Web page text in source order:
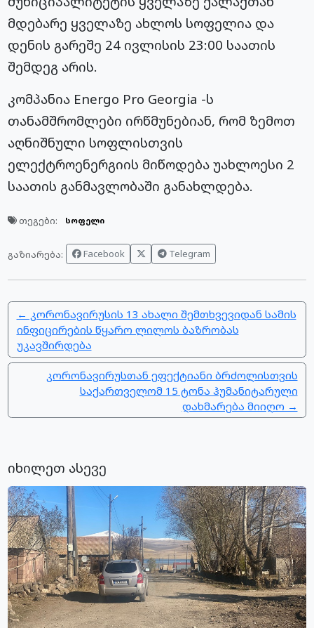
მდებარე ყველაზე ახლოს სოფელია და
დენის გარეშე 24 ივლისის 23:00 საათის
შემდეგ არის.
კომპანია Energo Pro Georgia -ს
თანამშრომლები ირწმუნებიან, რომ ზემოთ
აღნიშნული სოფლისთვის
ელექტროენერგიის მიწოდება უახლოესი 2
საათის განმავლობაში განახლდება.
თეგები: სოფელი
გაზიარება: Facebook Telegram
← კორონავირუსის 13 ახალი შემთხვევიდან სამის
ინფიცირების წყარო ლილოს ბაზრობას
უკავშირდება
კორონავირუსთან ეფექტიანი ბრძოლისთვის
საქართველომ 15 ტონა ჰუმანიტარული
დახმარება მიიღო →
იხილეთ ასევე